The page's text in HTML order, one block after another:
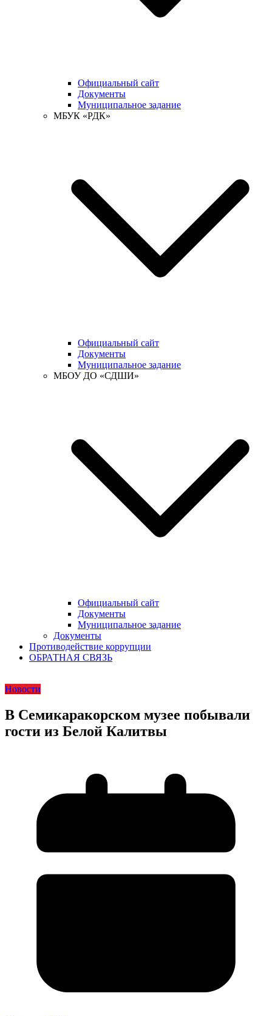
Официальный сайт
Документы
Муниципальное задание
МБУК «РДК»
Официальный сайт
Документы
Муниципальное задание
МБОУ ДО «СДШИ»
Официальный сайт
Документы
Муниципальное задание
Документы
Противодействие коррупции
ОБРАТНАЯ СВЯЗЬ
Новости
В Семикаракорском музее побывали
гости из Белой Калитвы